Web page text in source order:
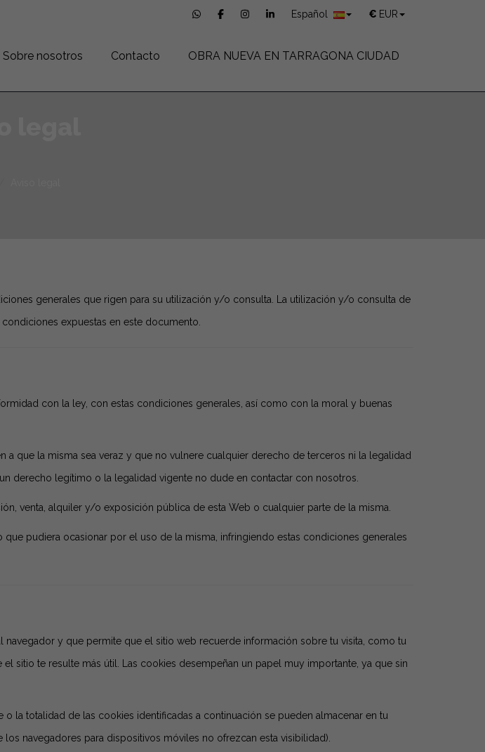
€ EUR
Español
Sobre nosotros Contacto OBRA NUEVA EN TARRAGONA CIUDAD
generales que rigen para su utilización y/o consulta. La utilización y/o consulta de
expuestas en este documento.
con la ley, con estas condiciones generales, así como con la moral y buenas
que la misma sea veraz y que no vulnere cualquier derecho de terceros ni la legalidad
derecho legítimo o la legalidad vigente no dude en contactar con nosotros.
venta, alquiler y/o exposición pública de esta Web o cualquier parte de la misma.
pudiera ocasionar por el uso de la misma, infringiendo estas condiciones generales
y que permite que el sitio web recuerde información sobre tu visita, como tu
sitio te resulte más útil. Las cookies desempeñan un papel muy importante, ya que sin
la totalidad de las cookies identificadas a continuación se pueden almacenar en tu
navegadores para dispositivos móviles no ofrezcan esta visibilidad).